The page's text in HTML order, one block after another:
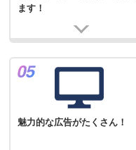
ます！
魅力的な広告がたくさん！